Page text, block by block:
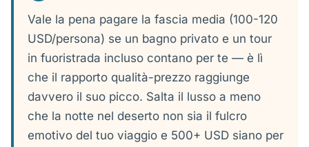
Vale la pena pagare la fascia media (100-120
USD/persona) se un bagno privato e un tour
in fuoristrada incluso contano per te — è lì
che il rapporto qualità-prezzo raggiunge
davvero il suo picco. Salta il lusso a meno
che la notte nel deserto non sia il fulcro
emotivo del tuo viaggio e 500+ USD siano per